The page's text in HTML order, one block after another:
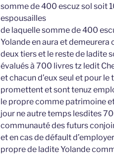
somme de 400 escuz sol soit
espousailles
de laquelle somme de 400
Yolande en aura et
deux tiers et le reste de ladite
évalués à 700 livres tz ledit
et chacun d’eux seul et pour
promettent et sont tenuz
le propre comme patrimoine
jour ne autre temps lesdites
communauté des futurs
et en cas de défault
propre de ladite Yolande